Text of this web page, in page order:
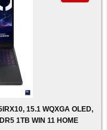
15.1 WQXGA OLED,
1TB WIN 11 HOME